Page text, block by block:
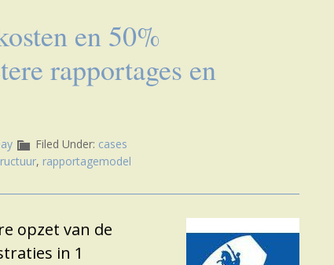
en 50%
rapportages en
Filed Under: cases
, rapportagemodel
opzet van de
in 1